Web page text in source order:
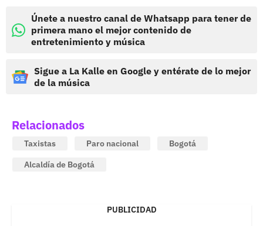
Únete a nuestro canal de Whatsapp para tener de
primera mano el mejor contenido de
entretenimiento y música
Sigue a La Kalle en Google y entérate de lo mejor
de la música
Relacionados
Taxistas Paro nacional
Bogotá
Alcaldía de Bogotá
PUBLICIDAD